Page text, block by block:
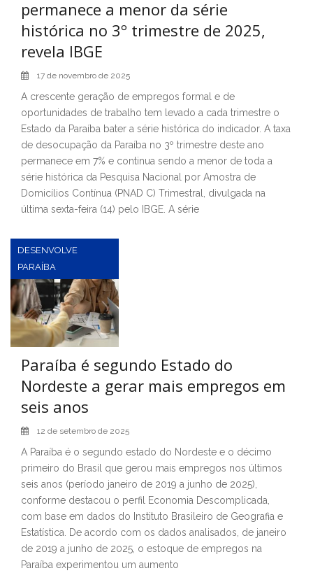
permanece a menor da série
histórica no 3º trimestre de 2025,
revela IBGE
17 de novembro de 2025
A crescente geração de empregos formal e de
oportunidades de trabalho tem levado a cada trimestre o
Estado da Paraíba bater a série histórica do indicador. A taxa
de desocupação da Paraíba no 3º trimestre deste ano
permanece em 7% e continua sendo a menor de toda a
série histórica da Pesquisa Nacional por Amostra de
Domicílios Contínua (PNAD C) Trimestral, divulgada na
última sexta-feira (14) pelo IBGE. A série
DESENVOLVE
PARAÍBA
Paraíba é segundo Estado do
Nordeste a gerar mais empregos em
seis anos
12 de setembro de 2025
A Paraíba é o segundo estado do Nordeste e o décimo
primeiro do Brasil que gerou mais empregos nos últimos
seis anos (período janeiro de 2019 a junho de 2025),
conforme destacou o perfil Economia Descomplicada,
com base em dados do Instituto Brasileiro de Geografia e
Estatística. De acordo com os dados analisados, de janeiro
de 2019 a junho de 2025, o estoque de empregos na
Paraíba experimentou um aumento